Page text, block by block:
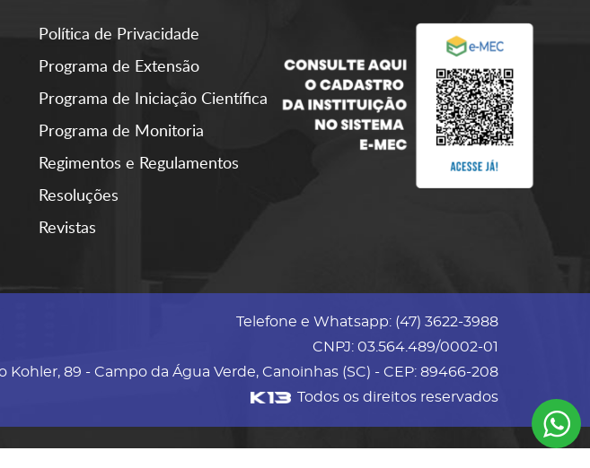
Política de Privacidade
Programa de Extensão
Programa de Iniciação Científica
Programa de Monitoria
Regimentos e Regulamentos
Resoluções
Revistas
Telefone e Whatsapp: (47) 3622-3988
CNPJ: 03.564.489/0002-01
Kohler, 89 - Campo da Água Verde, Canoinhas (SC) - CEP: 89466-208
Todos os direitos reservados